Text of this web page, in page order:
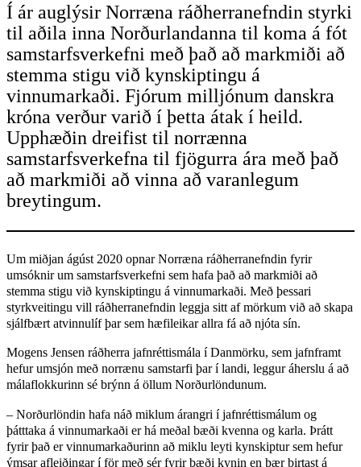
Í ár auglýsir Norræna ráðherranefndin styrki
til aðila inna Norðurlandanna til koma á fót
samstarfsverkefni með það að markmiði að
stemma stigu við kynskiptingu á
vinnumarkaði. Fjórum milljónum danskra
króna verður varið í þetta átak í heild.
Upphæðin dreifist til norrænna
samstarfsverkefna til fjögurra ára með það
að markmiði að vinna að varanlegum
breytingum.
Um miðjan ágúst 2020 opnar Norræna ráðherranefndin fyrir
umsóknir um samstarfsverkefni sem hafa það að markmiði að
stemma stigu við kynskiptingu á vinnumarkaði. Með þessari
styrkveitingu vill ráðherranefndin leggja sitt af mörkum við að skapa
sjálfbært atvinnulíf þar sem hæfileikar allra fá að njóta sín.
Mogens Jensen ráðherra jafnréttismála í Danmörku, sem jafnframt
hefur umsjón með norrænu samstarfi þar í landi, leggur áherslu á að
málaflokkurinn sé brýnn á öllum Norðurlöndunum.
– ­Norðurlöndin hafa náð miklum árangri í jafnréttismálum og
þátttaka á vinnumarkaði er há meðal bæði kvenna og karla. Þrátt
fyrir það er vinnumarkaðurinn að miklu leyti kynskiptur sem hefur
ýmsar afleiðingar í för með sér fyrir bæði kynin en þær birtast á